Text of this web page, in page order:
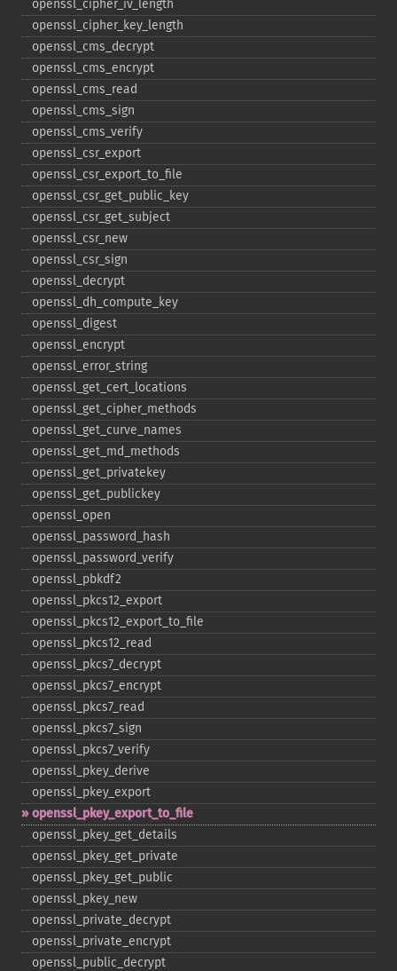
openssl_​cipher_​iv_​length
openssl_​cipher_​key_​length
openssl_​cms_​decrypt
openssl_​cms_​encrypt
openssl_​cms_​read
openssl_​cms_​sign
openssl_​cms_​verify
openssl_​csr_​export
openssl_​csr_​export_​to_​file
openssl_​csr_​get_​public_​key
openssl_​csr_​get_​subject
openssl_​csr_​new
openssl_​csr_​sign
openssl_​decrypt
openssl_​dh_​compute_​key
openssl_​digest
openssl_​encrypt
openssl_​error_​string
openssl_​get_​cert_​locations
openssl_​get_​cipher_​methods
openssl_​get_​curve_​names
openssl_​get_​md_​methods
openssl_​get_​privatekey
openssl_​get_​publickey
openssl_​open
openssl_​password_​hash
openssl_​password_​verify
openssl_​pbkdf2
openssl_​pkcs12_​export
openssl_​pkcs12_​export_​to_​file
openssl_​pkcs12_​read
openssl_​pkcs7_​decrypt
openssl_​pkcs7_​encrypt
openssl_​pkcs7_​read
openssl_​pkcs7_​sign
openssl_​pkcs7_​verify
openssl_​pkey_​derive
openssl_​pkey_​export
openssl_​pkey_​export_​to_​file
openssl_​pkey_​get_​details
openssl_​pkey_​get_​private
openssl_​pkey_​get_​public
openssl_​pkey_​new
openssl_​private_​decrypt
openssl_​private_​encrypt
openssl_​public_​decrypt